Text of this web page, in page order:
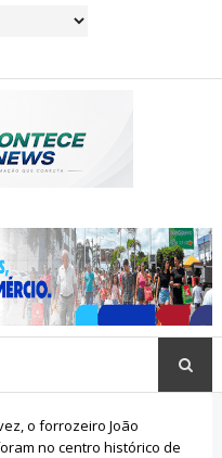
o forrozeiro João
no centro histórico de